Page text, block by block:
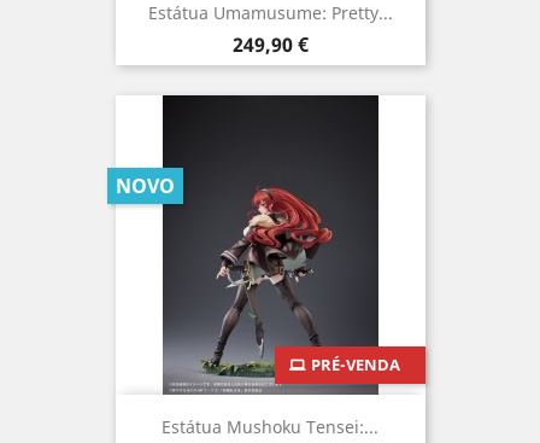
Estátua Umamusume: Pretty...
Preço
249,90 €
Estátua Mushoku Tensei:...
PRÉ-VENDA
NOVO